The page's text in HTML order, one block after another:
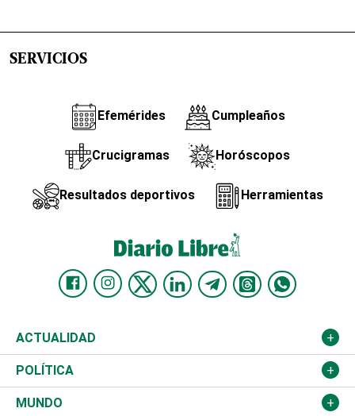
SERVICIOS
Efemérides Cumpleaños
Crucigramas Horóscopos
Resultados deportivos Herramientas
ACTUALIDAD
Nacional
Ciudad
POLÍTICA
Partidos
MUNDO